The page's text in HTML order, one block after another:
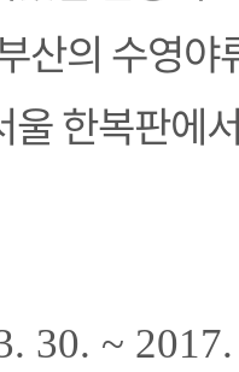
산의 수영야
울 한복판에
30. ~